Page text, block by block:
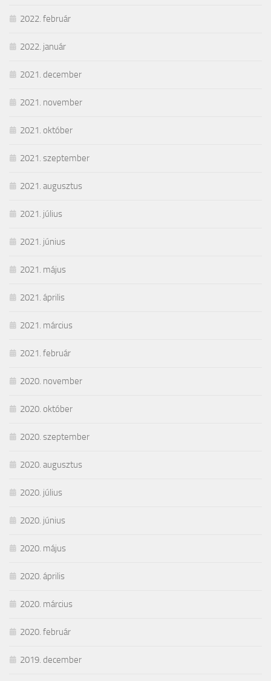
2022. február
2022. január
2021. december
2021. november
2021. október
2021. szeptember
2021. augusztus
2021. július
2021. június
2021. május
2021. április
2021. március
2021. február
2020. november
2020. október
2020. szeptember
2020. augusztus
2020. július
2020. június
2020. május
2020. április
2020. március
2020. február
2019. december